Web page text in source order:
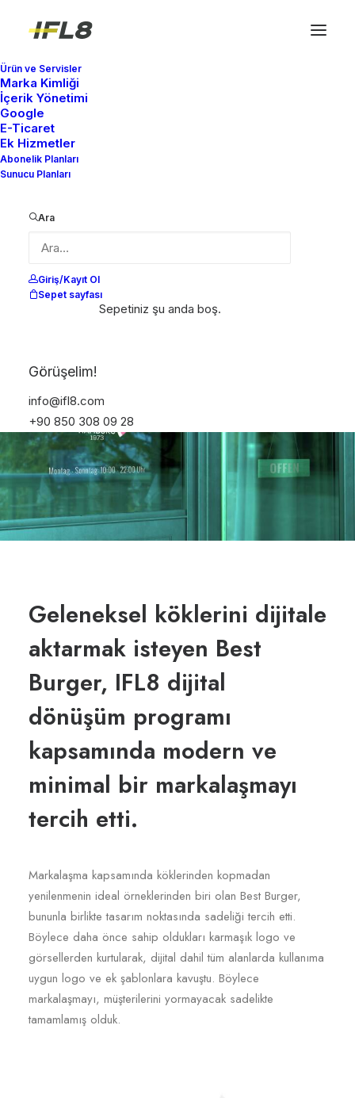
Ürün ve Servisler
Marka Kimliği
İçerik Yönetimi
Google
E-Ticaret
Ek Hizmetler
Abonelik Planları
Sunucu Planları
Ara
Giriş/Kayıt Ol
Sepet sayfası
Sepetiniz şu anda boş.
Görüşelim!
info@ifl8.com
+90 850 308 09 28
Minimal ve
Geleneksel Tasarım
Client
Geleneksel köklerini dijitale
aktarmak isteyen Best
Burger, IFL8 dijital
dönüşüm programı
kapsamında modern ve
minimal bir markalaşmayı
tercih etti.
Markalaşma kapsamında köklerinden kopmadan
yenilenmenin ideal örneklerinden biri olan Best Burger,
bununla birlikte tasarım noktasında sadeliği tercih etti.
Böylece daha önce sahip oldukları karmaşık logo ve
görsellerden kurtularak, dijital dahil tüm alanlarda kullanıma
uygun logo ve ek şablonlara kavuştu. Böylece
markalaşmayı, müşterilerini yormayacak sadelikte
tamamlamış olduk.